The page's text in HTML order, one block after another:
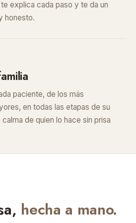
explica cada paso y te da un
honesto.
paciente, de los más
en todas las etapas de su
de quien lo hace sin prisa
hecha a mano.